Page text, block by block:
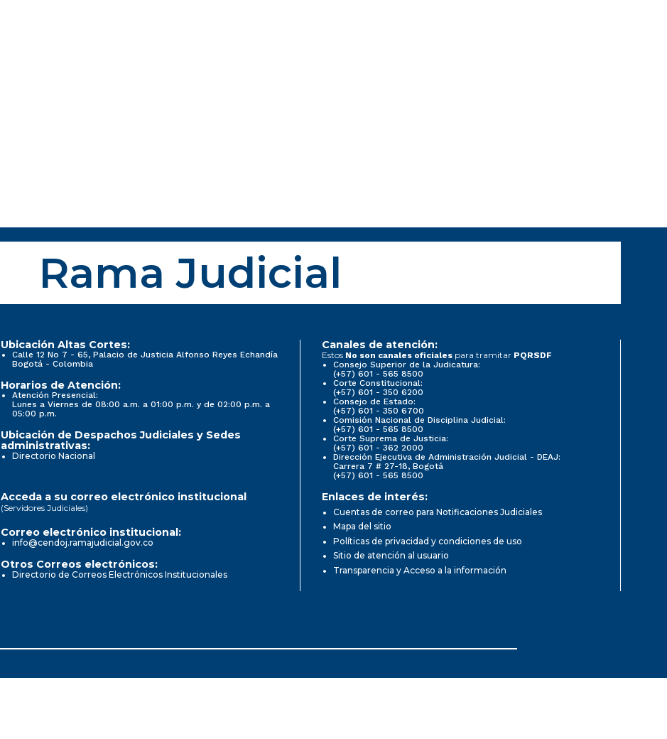
Rama Judicial
Ubicación Altas Cortes:
Calle 12 No 7 - 65, Palacio de Justicia Alfonso Reyes Echandía
Bogotá - Colombia
Horarios de Atención:
Atención Presencial:
Lunes a Viernes de 08:00 a.m. a 01:00 p.m. y de 02:00 p.m. a
05:00 p.m.
Ubicación de Despachos Judiciales y Sedes
administrativas:
Directorio Nacional
Canales de atención:
Estos No son canales oficiales para tramitar PQRSDF
Consejo Superior de la Judicatura:
(+57) 601 - 565 8500
Corte Constitucional:
(+57) 601 - 350 6200
Consejo de Estado:
(+57) 601 - 350 6700
Comisión Nacional de Disciplina Judicial:
(+57) 601 - 565 8500
Corte Suprema de Justicia:
(+57) 601 - 362 2000
Dirección Ejecutiva de Administración Judicial - DEAJ:
Carrera 7 # 27-18, Bogotá
(+57) 601 - 565 8500
Acceda a su correo electrónico institucional
(Servidores Judiciales)
Correo electrónico institucional:
info@cendoj.ramajudicial.gov.co
Otros Correos electrónicos:
Directorio de Correos Electrónicos Institucionales
Enlaces de interés:
Cuentas de correo para Notificaciones Judiciales
Mapa del sitio
Políticas de privacidad y condiciones de uso
Sitio de atención al usuario
Transparencia y Acceso a la información